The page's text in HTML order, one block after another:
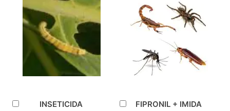
INSETICIDA
FIPRONIL + IMIDA